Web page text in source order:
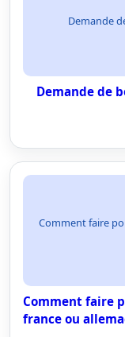
Demande
Demande de
Comment faire
Comment faire
france ou